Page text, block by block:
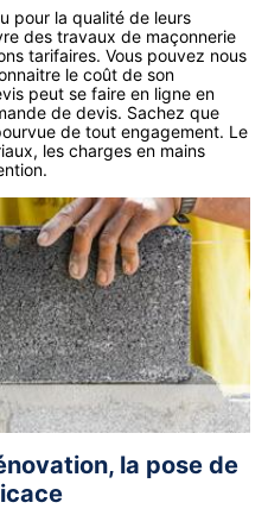
pour la qualité de leurs
des travaux de maçonnerie
tarifaires. Vous pouvez nous
le coût de son
peut se faire en ligne en
de devis. Sachez que
de tout engagement. Le
les charges en mains
la pose de